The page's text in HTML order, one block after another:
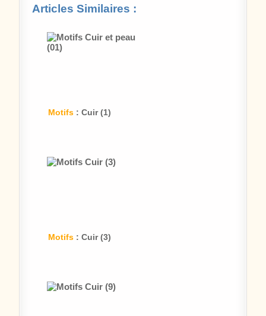
Articles Similaires :
Motifs : Cuir (1)
Motifs : Cuir (3)